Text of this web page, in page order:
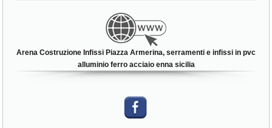
Arena Costruzione Infissi Piazza Armerina, serramenti e infissi in pvc
alluminio ferro acciaio enna sicilia